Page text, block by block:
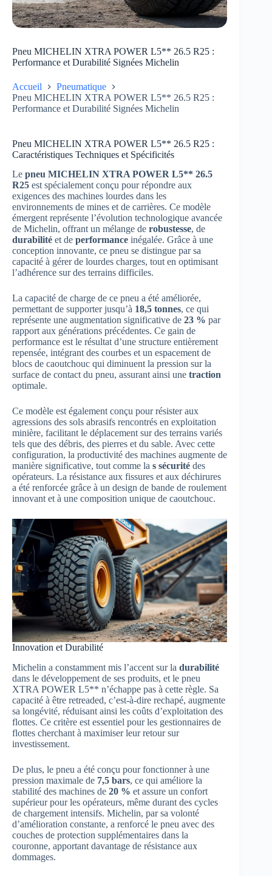
Pneu MICHELIN XTRA POWER L5** 26.5 R25 :
Performance et Durabilité Signées Michelin
Accueil
Pneumatique
Pneu MICHELIN XTRA POWER L5** 26.5 R25 :
Performance et Durabilité Signées Michelin
Pneu MICHELIN XTRA POWER L5** 26.5 R25 :
Caractéristiques Techniques et Spécificités
Le pneu MICHELIN XTRA POWER L5** 26.5
R25 est spécialement conçu pour répondre aux
exigences des machines lourdes dans les
environnements de mines et de carrières. Ce modèle
émergent représente l’évolution technologique avancée
de Michelin, offrant un mélange de robustesse, de
durabilité et de performance inégalée. Grâce à une
conception innovante, ce pneu se distingue par sa
capacité à gérer de lourdes charges, tout en optimisant
l’adhérence sur des terrains difficiles.
La capacité de charge de ce pneu a été améliorée,
permettant de supporter jusqu’à 18,5 tonnes, ce qui
représente une augmentation significative de 23 % par
rapport aux générations précédentes. Ce gain de
performance est le résultat d’une structure entièrement
repensée, intégrant des courbes et un espacement de
blocs de caoutchouc qui diminuent la pression sur la
surface de contact du pneu, assurant ainsi une traction
optimale.
Ce modèle est également conçu pour résister aux
agressions des sols abrasifs rencontrés en exploitation
minière, facilitant le déplacement sur des terrains variés
tels que des débris, des pierres et du sable. Avec cette
configuration, la productivité des machines augmente de
manière significative, tout comme la s sécurité des
opérateurs. La résistance aux fissures et aux déchirures
a été renforcée grâce à un design de bande de roulement
innovant et à une composition unique de caoutchouc.
Innovation et Durabilité
Michelin a constamment mis l’accent sur la durabilité
dans le développement de ses produits, et le pneu
XTRA POWER L5** n’échappe pas à cette règle. Sa
capacité à être retreaded, c’est-à-dire rechapé, augmente
sa longévité, réduisant ainsi les coûts d’exploitation des
flottes. Ce critère est essentiel pour les gestionnaires de
flottes cherchant à maximiser leur retour sur
investissement.
De plus, le pneu a été conçu pour fonctionner à une
pression maximale de 7,5 bars, ce qui améliore la
stabilité des machines de 20 % et assure un confort
supérieur pour les opérateurs, même durant des cycles
de chargement intensifs. Michelin, par sa volonté
d’amélioration constante, a renforcé le pneu avec des
couches de protection supplémentaires dans la
couronne, apportant davantage de résistance aux
dommages.